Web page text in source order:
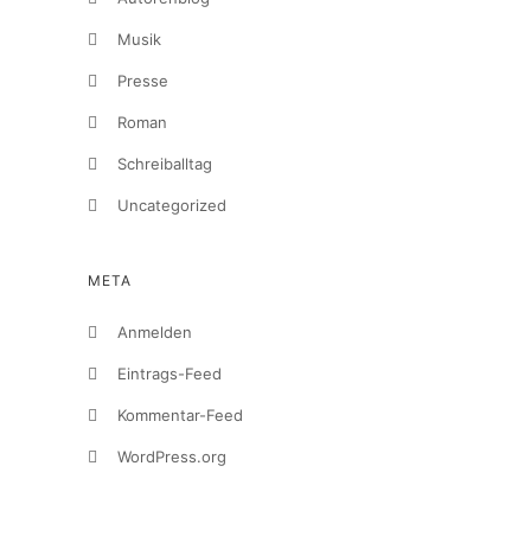
Musik
Presse
Roman
Schreiballtag
Uncategorized
META
Anmelden
Eintrags-Feed
Kommentar-Feed
WordPress.org